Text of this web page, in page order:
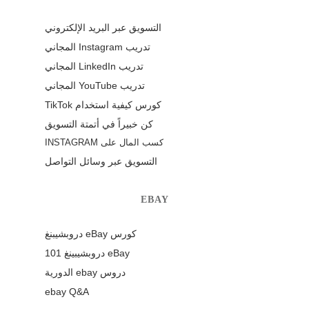
التسويق عبر البريد الإلكتروني
تدريب Instagram المجاني
تدريب LinkedIn المجاني
تدريب YouTube المجاني
كورس كيفية استخدام TikTok
كن خبيراً في أتمتة التسويق
كسب المال على INSTAGRAM
التسويق عبر وسائل التواصل
EBAY
كورس eBay دروبشيبنغ
eBay دروبشيبينغ 101
دروس ebay الدورية
ebay Q&A